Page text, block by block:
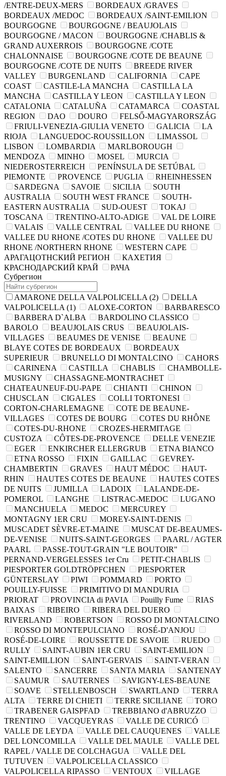
/ENTRE-DEUX-MERS
BORDEAUX /GRAVES
BORDEAUX /MEDOC
BORDEAUX /SAINT-EMILION
BOURGOGNE
BOURGOGNE / BEAUJOLAIS
BOURGOGNE / MACON
BOURGOGNE /CHABLIS &
GRAND AUXERROIS
BOURGOGNE /COTE
CHALONNAISE
BOURGOGNE /COTE DE BEAUNE
BOURGOGNE /COTE DE NUITS
BREEDE RIVER
VALLEY
BURGENLAND CALIFORNIA
CAPE
COAST
CASTILE-LA MANCHA
CASTILLA LA
MANCHA
CASTILLA Y LEON
CASTILLA Y LEON
CATALONIA
CATALUÑA CATAMARCA
COASTAL
REGION
DAO DOURO
FELSŐ-MAGYARORSZÁG
FRIULI-VENEZIA-GIULIA VENETO
GALICIA
LA
RIOJA
LANGUEDOC-ROUSSILLON
LIMASSOL
LISBON
LOMBARDIA
MARLBOROUGH
MENDOZA
MINHO MOSEL
MURCIA
NIEDEROSTERREICH
PENÍNSULA DE SETÚBAL
PIEMONTE
PROVENCE PUGLIA
RHEINHESSEN
SARDEGNA
SAVOIE SICILIA
SOUTH
AUSTRALIA
SOUTH WEST FRANCE
SOUTH-
EASTERN AUSTRALIA
SUD-OUEST
TOKAJ
TOSCANA
TRENTINO-ALTO-ADIGE
VAL DE LOIRE
VALAIS
VALLE CENTRAL
VALLEE DU RHONE
VALLEE DU RHONE /COTES DU RHONE
VALLEE DU
RHONE /NORTHERN RHONE
WESTERN CAPE
АРАГАЦОТНСКИЙ РЕГИОН
КАХЕТИЯ
КРАСНОДАРСКИЙ КРАЙ
РАЧА
Субрегион
AMARONE DELLA VALPOLICELLA (2)
DELLA
VALPOLICELLA (1) ALOXE-CORTON
BARBARESCO
BARBERA D`ALBA
BARDOLINO CLASSICO
BAROLO
BEAUJOLAIS CRUS
BEAUJOLAIS-
VILLAGES
BEAUMES DE VENISE
BEAUNE
BLAYE COTES DE BORDEAUX
BORDEAUX
SUPERIEUR
BRUNELLO DI MONTALCINO
CAHORS
CARINENA
CASTILLA CHABLIS
CHAMBOLLE-
MUSIGNY
CHASSAGNE-MONTRACHET
CHATEAUNEUF-DU-PAPE
CHIANTI
CHINON
CHUSCLAN
CIGALES
COLLI TORTONESI
CORTON-CHARLEMAGNE
COTE DE BEAUNE-
VILLAGES
COTES DE BOURG
COTES DU RHÔNE
COTES-DU-RHONE
CROZES-HERMITAGE
CUSTOZA
CÔTES-DE-PROVENCE
DELLE VENEZIE
EGER
ENKIRCHER ELLERGRUB
ETNA BIANCO
ETNA ROSSO
FIXIN GAILLAC
GEVREY-
CHAMBERTIN
GRAVES HAUT MÉDOC
HAUT-
RHIN
HAUTES COTES DE BEAUNE
HAUTES COTES
DE NUITS
JUMILLA LADOIX
LALANDE-DE-
POMEROL
LANGHE LISTRAC-MEDOC
LUGANO
MANCHUELA
MEDOC
MERCUREY
MONTAGNY 1ER CRU
MOREY-SAINT-DENIS
MUSCADET SÈVRE-ET-MAINE
MUSCAT DE-BEAUMES-
DE-VENISE
NUITS-SAINT-GEORGES
PAARL / AGTER
PAARL
PASSE-TOUT-GRAIN "LE BOUTOIR"
PERNAND-VERGELESSES 1er Cru
PETIT-CHABLIS
PIESPORTER GOLDTRÖPFCHEN
PIESPORTER
GÜNTERSLAY
PIWI POMMARD
PORTO
POUILLY-FUISSE
PRIMITIVO DI MANDURIA
PRIORAT
PROVINCIA di PAVIA Pouilly Fume
RIAS
BAIXAS
RIBEIRO
RIBERA DEL DUERO
RIVERLAND
ROBERTSON
ROSSO DI MONTALCINO
ROSSO DI MONTEPULCIANO
ROSÉ-D'ANJOU
ROSÉ-DE-LOIRE
ROUSSETTE DE SAVOIE
RUEDO
RULLY
SAINT-AUBIN 1ER CRU
SAINT-EMILION
SAINT-EMILLION
SAINT-GERVAIS
SAINT-VERAN
SALENTO
SANCERRE SANTA MARIA
SANTENAY
SAUMUR
SAUTERNES
SAVIGNY-LES-BEAUNE
SOAVE
STELLENBOSCH SWARTLAND
TERRA
ALTA
TERRE DI CHIETI TERRE SICILIANE
TORO
TRABENER GAISPFAD
TREBBIANO d'ABRUZZO
TRENTINO
VACQUEYRAS
VALLE DE CURICÓ
VALLE DE LEYDA
VALLE DEL CAUQUENES
VALLE
DEL LONCOMILLA
VALLE DEL MAULE
VALLE DEL
RAPEL / VALLE DE COLCHAGUA
VALLE DEL
TUTUVEN
VALPOLICELLA CLASSICO
VALPOLICELLA RIPASSO
VENTOUX VILLAGE